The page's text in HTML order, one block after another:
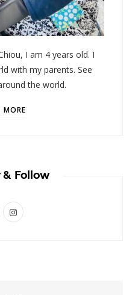
I am 4 years old. I
with my parents. See
the world.
MORE
& Follow
I